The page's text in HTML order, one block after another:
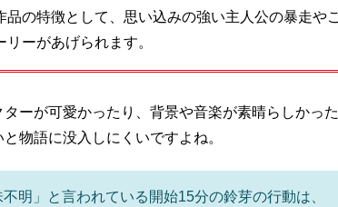
品の特徴として、思い込みの強い主人公の暴走や
リーがあげられます。
ターが可愛かったり、背景や音楽が素晴らしかっ
物語に没入しにくいですよね。
明」と言われている開始15分の鈴芽の行動は、